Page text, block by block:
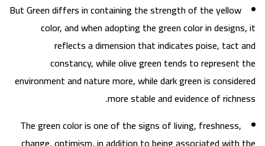
But Green differs in containing the strength of the yellow
color, and when adopting the green color in designs, it
reflects a dimension that indicates poise, tact and
constancy, while olive green tends to represent the
environment and nature more, while dark green is considered
more stable and evidence of richness.
The green color is one of the signs of living, freshness,